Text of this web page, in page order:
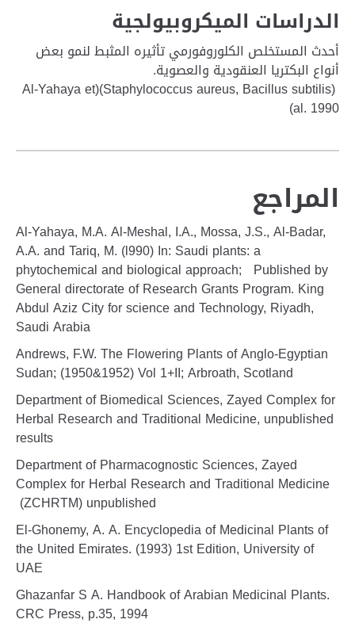
الدراسات المیكروبیولجیة
أحدث المستخلص الكلوروفورمي تأثيره المثبط لنمو بعض
أنواع البكتريا العنقودية والعصوية.
(Staphylococcus aureus, Bacillus subtilis)(Al-Yahaya et
al. 1990)
المراجع
Al-Yahaya, M.A. Al-Meshal, I.A., Mossa, J.S., Al-Badar,
A.A. and Tariq, M. (l990) In: Saudi plants: a
phytochemical and biological approach; Published by
General directorate of Research Grants Program. King
Abdul Aziz City for science and Technology, Riyadh,
Saudi Arabia
Andrews, F.W. The Flowering Plants of Anglo-Egyptian
Sudan; (1950&1952) Vol 1+II; Arbroath, Scotland
Department of Biomedical Sciences, Zayed Complex for
Herbal Research and Traditional Medicine, unpublished
results
Department of Pharmacognostic Sciences, Zayed
Complex for Herbal Research and Traditional Medicine
(ZCHRTM) unpublished
El-Ghonemy, A. A. Encyclopedia of Medicinal Plants of
the United Emirates. (1993) 1st Edition, University of
UAE
Ghazanfar S A. Handbook of Arabian Medicinal Plants.
CRC Press, p.35, 1994